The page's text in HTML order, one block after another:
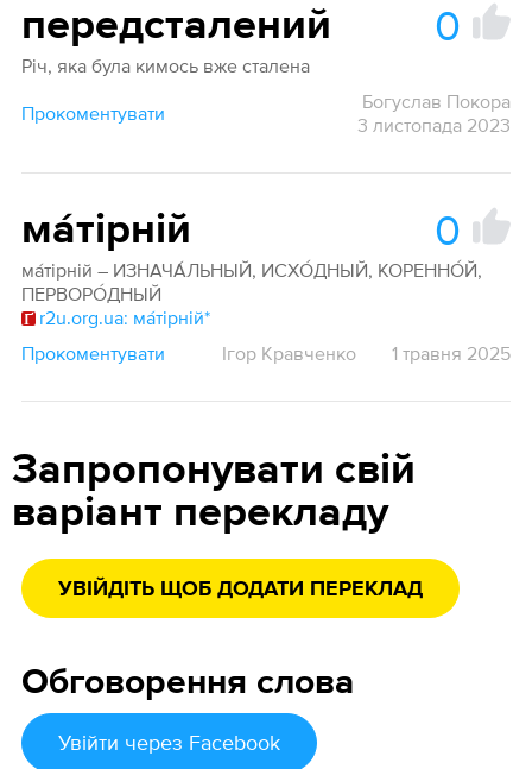
передсталений 0
Річ, яка була кимось вже сталена
Прокоментувати
Богуслав Покора
3 листопада 2023
ма́тірній 0
ма́тірній – ИЗНАЧА́ЛЬНЫЙ, ИСХО́ДНЫЙ, КОРЕННО́Й,
ПЕРВОРО́ДНЫЙ
r2u.org.ua: ма́тірній*
Прокоментувати
Ігор Кравченко 1 травня 2025
Запропонувати свій
варіант перекладу
УВІЙДІТЬ ЩОБ ДОДАТИ ПЕРЕКЛАД
Обговорення слова
Увійти через Facebook